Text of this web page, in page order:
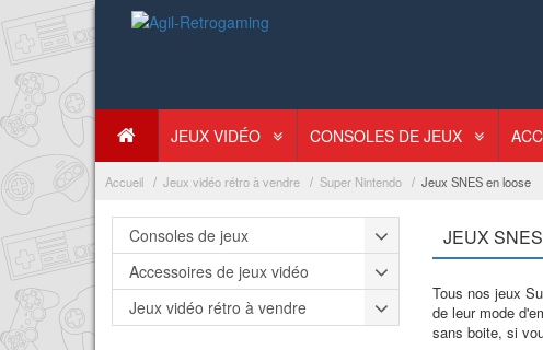
JEUX VIDÉO CONSOLES DE JEUX
Accueil Jeux vidéo rétro à vendre Super Nintendo Jeux SNES en loose
Consoles de jeux
Accessoires de jeux vidéo
Jeux vidéo rétro à vendre
JEUX
Tous nos jeux
de leur mode
sans boite, si